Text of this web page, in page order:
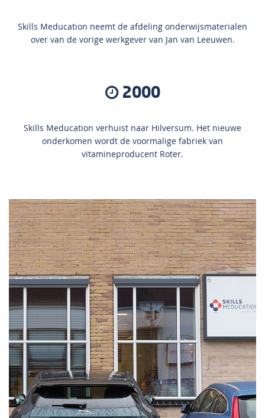
Skills Meducation neemt de afdeling onderwijsmaterialen
over van de vorige werkgever van Jan van Leeuwen.
2000
Skills Meducation verhuist naar Hilversum. Het nieuwe
onderkomen wordt de voormalige fabriek van
vitamineproducent Roter.